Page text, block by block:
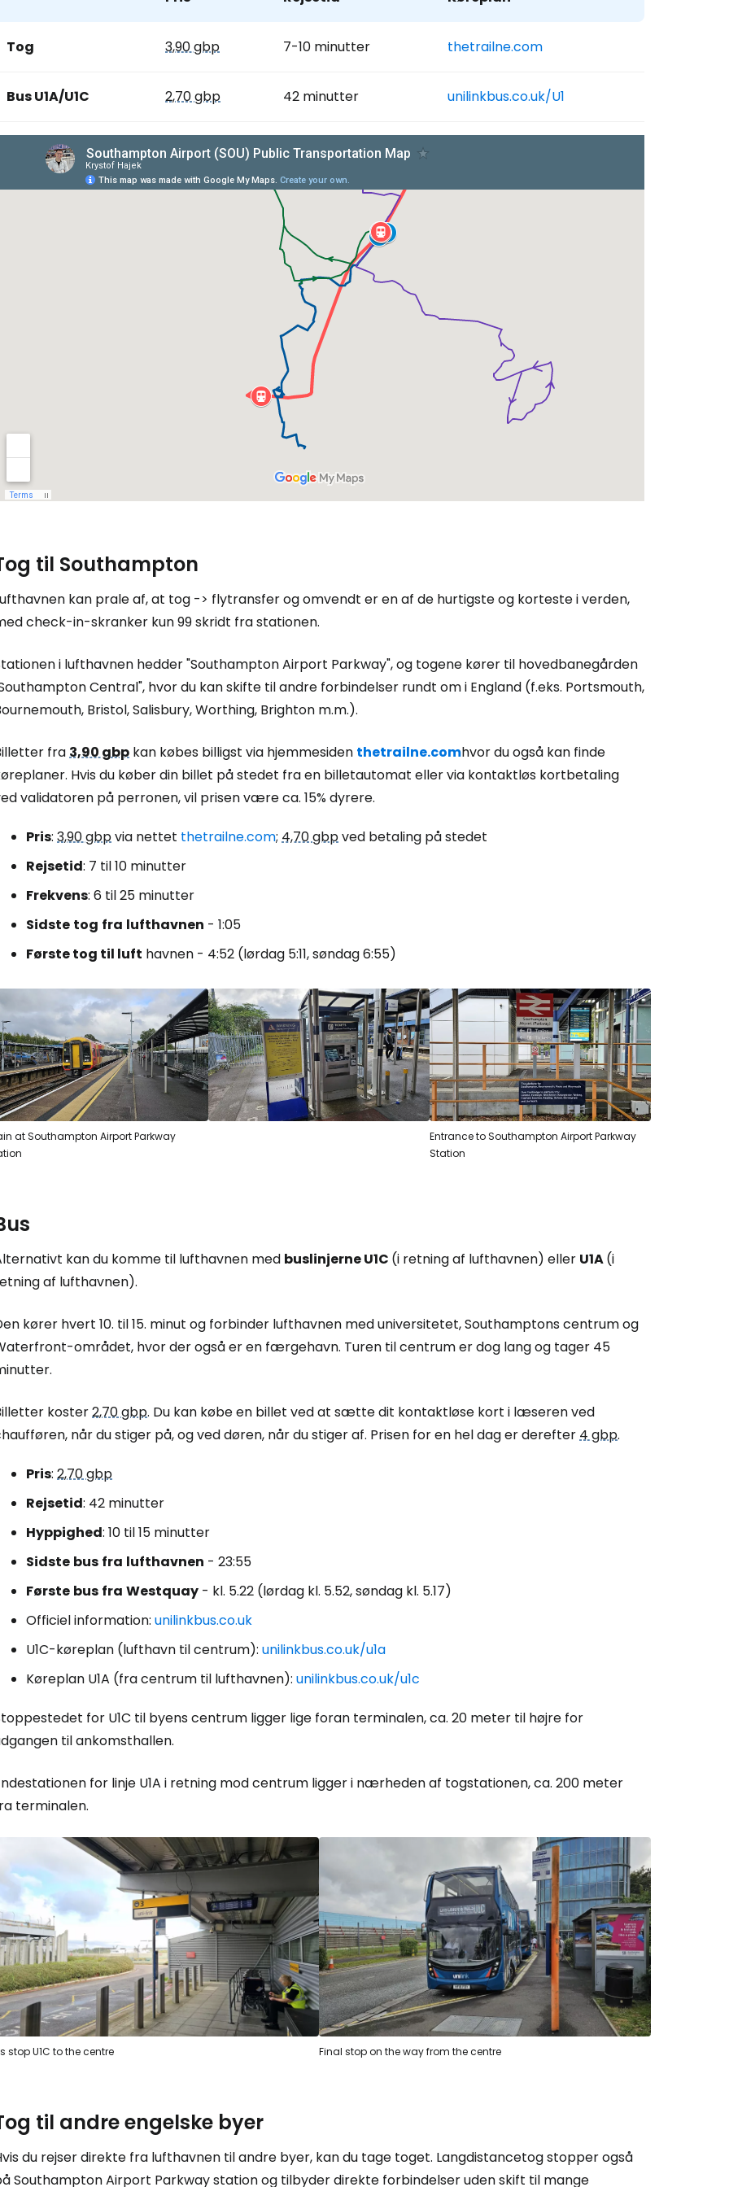
Tog 3,90 gbp 7-10 minutter thetrailne.com
Bus U1A/U1C 2,70 gbp 42 minutter unilinkbus.co.uk/U1
til Southampton
kan prale af, at tog -> flytransfer og omvendt er en af de hurtigste og korteste i verden,
check-in-skranker kun 99 skridt fra stationen.
i lufthavnen hedder "Southampton Airport Parkway", og togene kører til hovedbanegården
Central", hvor du kan skifte til andre forbindelser rundt om i England (f.eks. Portsmouth,
Bristol, Salisbury, Worthing, Brighton m.m.).
fra3,90 gbp kan købes billigst via hjemmesiden thetrailne.comhvor du også kan finde
Hvis du køber din billet på stedet fra en billetautomat eller via kontaktløs kortbetaling
validatoren på perronen, vil prisen være ca. 15% dyrere.
Pris: 3,90 gbpvia nettet thetrailne.com; 4,70 gbpved betaling på stedet
Rejsetid: 7 til 10 minutter
Frekvens: 6 til 25 minutter
Sidste tog fra lufthavnen - 1:05
Første tog til luft havnen - 4:52 (lørdag 5:11, søndag 6:55)
at Southampton Airport Parkway
Entrance to Southampton Airport Parkway
Station
kan du komme til lufthavnen med buslinjerne U1C (i retning af lufthavnen) eller U1A(i
af lufthavnen).
kører hvert 10. til 15. minut og forbinder lufthavnen med universitetet, Southamptons centrum og
området, hvor der også er en færgehavn. Turen til centrum er dog lang og tager 45
koster2,70 gbp. Du kan købe en billet ved at sætte dit kontaktløse kort i læseren ved
når du stiger på, og ved døren, når du stiger af. Prisen for en hel dag er derefter4 gbp.
Pris: 2,70 gbp
Rejsetid: 42 minutter
Hyppighed: 10 til 15 minutter
Sidste bus fra lufthavnen - 23:55
Første bus fra Westquay - kl. 5.22 (lørdag kl. 5.52, søndag kl. 5.17)
Officiel information: unilinkbus.co.uk
U1C-køreplan (lufthavn til centrum): unilinkbus.co.uk/u1a
Køreplan U1A (fra centrum til lufthavnen): unilinkbus.co.uk/u1c
for U1C til byens centrum ligger lige foran terminalen, ca. 20 meter til højre for
til ankomsthallen.
for linje U1A i retning mod centrum ligger i nærheden af togstationen, ca. 200 meter
terminalen.
stop U1C to the centre Final stop on the way from the centre
til andre engelske byer
du rejser direkte fra lufthavnen til andre byer, kan du tage toget. Langdistancetog stopper også
Southampton Airport Parkway station og tilbyder direkte forbindelser uden skift til mange
Log ind på Cestee
... det verdensomspændende rejsefællesskab
Fortsæt med Facebook
Fortsæt med e-mail